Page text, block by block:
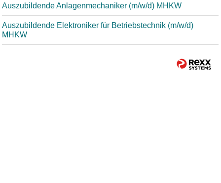
Auszubildende Anlagenmechaniker (m/w/d) MHKW
Auszubildende Elektroniker für Betriebstechnik (m/w/d)
MHKW